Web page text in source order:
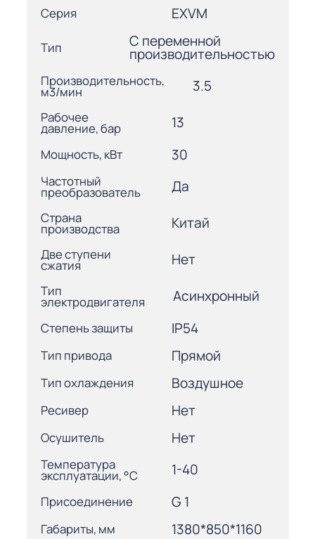
Серия EXVM
Тип С переменной
производительностью
Производительность,
м3/мин 3.5
Рабочее
давление, бар 13
Мощность, кВт 30
Частотный
преобразователь Да
Страна
производства Китай
Две ступени
сжатия Нет
Тип
электродвигателя Асинхронный
Степень защиты IP54
Тип привода Прямой
Тип охлаждения Воздушное
Ресивер Нет
Осушитель Нет
Температура
эксплуатации, °С 1-40
Присоединение G 1
Габариты, мм 1380*850*1160